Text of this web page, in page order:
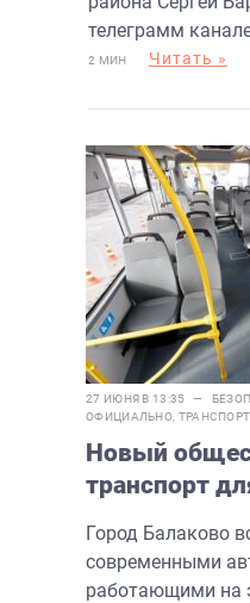
телеграмм
2 МИН Читать »
27 ИЮНЯ В 13:35 —
ОФИЦИАЛЬНО ТРАНСПОРТ
Новый
транспорт
автобусы
лета
Город Балаково
современными
работающими на